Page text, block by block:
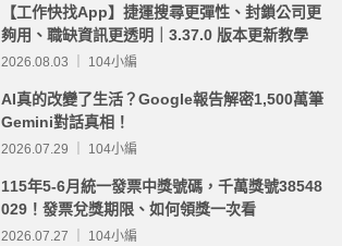
【工作快找App】捷運搜尋更彈性、封鎖公司更
夠用、職缺資訊更透明｜3.37.0 版本更新教學
2026.08.03 ｜ 104小編
AI真的改變了生活？Google報告解密1,500萬筆
Gemini對話真相！
2026.07.29 ｜ 104小編
115年5-6月統一發票中獎號碼，千萬獎號38548
029！發票兌獎期限、如何領獎一次看
2026.07.27 ｜ 104小編